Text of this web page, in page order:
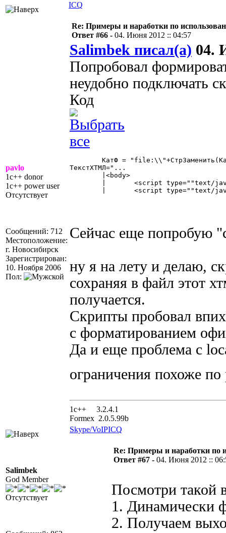
ICQ
pavlo
1c++ donor
1c++ power user
Отсутствует
Сообщений: 712
Местоположение:
г. Новосибирск
Зарегистрирован:
10. Ноября 2006
Пол:
Re: Примеры и наработки по
Ответ #66 - 04. Июня 2012 :: 04:57
Salimbek писал(а) 04.
Попробовал
неудобно подключать
Код
ТекстХТМЛ="...
Сейчас еще попробую
ну я на лету и делаю,
сохраняя в файл этот
получается.
Скрипты пробовал
с форматированием
Да и еще проблема с
ограничения похоже
1с++ 3.2.4.1
Formex 2.0.5.99b
Skype/VoIPICQ
Salimbek
God Member
Отсутствует
Re: Примеры и наработки по
Ответ #67 - 04. Июня 2012 ::
Посмотри такой
1. Динамически
2. Получаем